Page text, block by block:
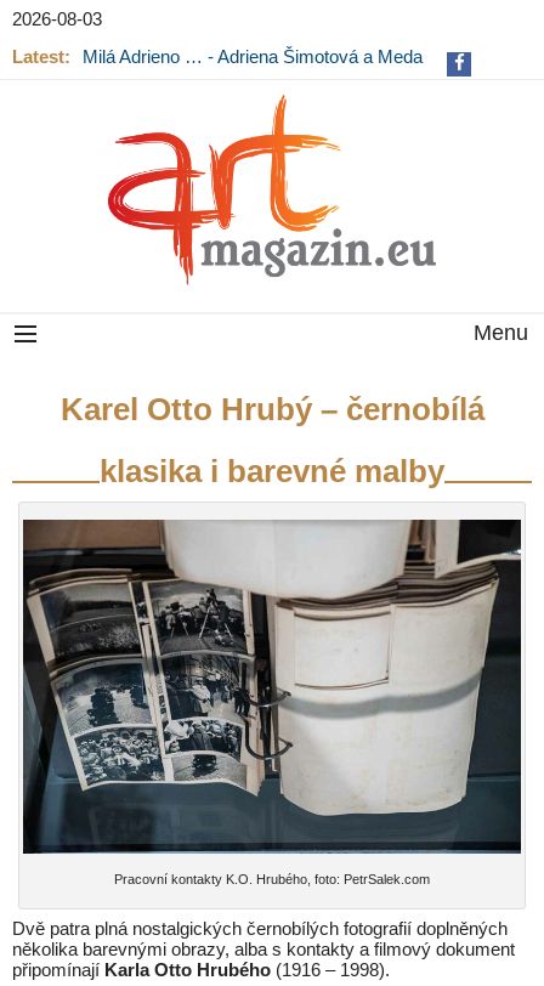
2026-08-03
Latest:
Milá Adrieno … - Adriena Šimotová a Meda
Menu
Karel Otto Hrubý – černobílá
klasika i barevné malby
Pracovní kontakty K.O. Hrubého, foto: PetrSalek.com
Dvě patra plná nostalgických černobílých fotografií doplněných
několika barevnými obrazy, alba s kontakty a filmový dokument
připomínají Karla Otto Hrubého (1916 – 1998).